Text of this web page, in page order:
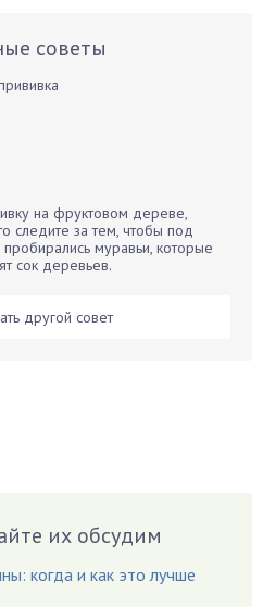
советы
на фруктовом дереве,
следите за тем, чтобы под
муравьи, которые
сок деревьев.
другой совет
их обсудим
когда и как это лучше